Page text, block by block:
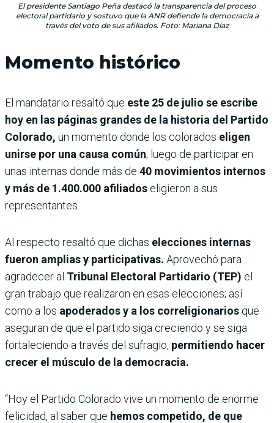
El presidente Santiago Peña destacó la transparencia del proceso
electoral partidario y sostuvo que la ANR defiende la democracia a
través del voto de sus afiliados. Foto: Mariana Díaz
Momento histórico
El mandatario resaltó que este 25 de julio se escribe
hoy en las páginas grandes de la historia del Partido
Colorado, un momento donde los colorados eligen
unirse por una causa común; luego de participar en
unas internas donde más de 40 movimientos internos
y más de 1.400.000 afiliados eligieron a sus
representantes.
Al respecto resaltó que dichas elecciones internas
fueron amplias y participativas. Aprovechó para
agradecer al Tribunal Electoral Partidario (TEP) el
gran trabajo que realizaron en esas elecciones; así
como a los apoderados y a los correligionarios que
aseguran de que el partido siga creciendo y se siga
fortaleciendo a través del sufragio, permitiendo hacer
crecer el músculo de la democracia.
“Hoy el Partido Colorado vive un momento de enorme
felicidad, al saber que hemos competido, de que